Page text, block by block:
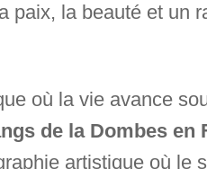
paix, la beauté et un
où la vie avance
de la Dombes en
artistique où le